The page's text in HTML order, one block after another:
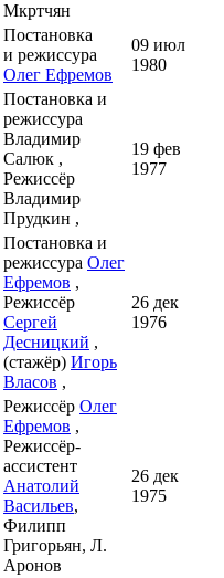
Мкртчян
Постановка
и режиссура
Олег Ефремов
09 июл
1980
Постановка и
режиссура
Владимир
Салюк ,
Режиссёр
Владимир
Прудкин ,
19 фев
1977
Постановка и
режиссура Олег
Ефремов ,
Режиссёр
Сергей
Десницкий ,
(стажёр) Игорь
Власов ,
26 дек
1976
Режиссёр Олег
Ефремов ,
Режиссёр-
ассистент
Анатолий
Васильев,
Филипп
Григорьян, Л.
Аронов
26 дек
1975